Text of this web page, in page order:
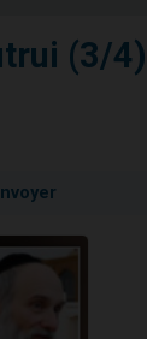
(3/4)